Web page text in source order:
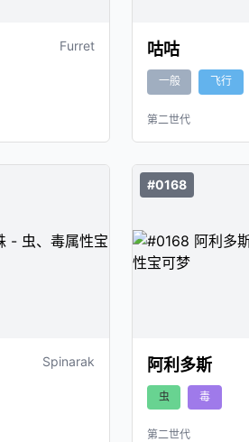
Furret 咕咕
一般 飞行
第二世代
Spinarak
#0168
阿利多斯
虫 毒
第二世代